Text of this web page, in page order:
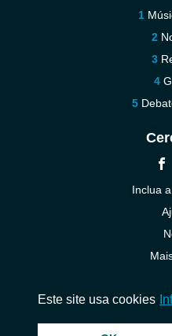
Inclua
© 2026 InstantAudio. Todos os
Este site usa cookies